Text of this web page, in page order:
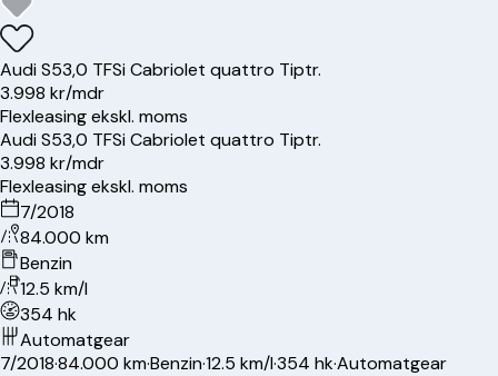
AudiS53,0 TFSi Cabriolet quattro Tiptr.
3.998 kr/mdr
Flexleasing ekskl. moms
AudiS53,0 TFSi Cabriolet quattro Tiptr.
3.998 kr/mdr
Flexleasing ekskl. moms
7/2018
84.000 km
Benzin
12.5 km/l
354 hk
Automatgear
7/2018·84.000 km·Benzin·12.5 km/l·354 hk·Automatgear